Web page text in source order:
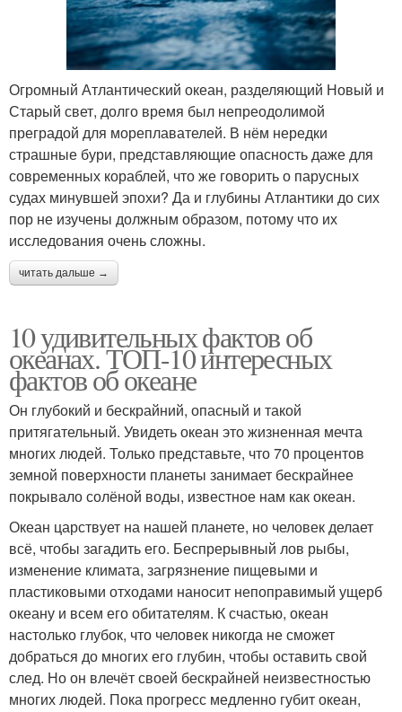
Огромный Атлантический океан, разделяющий Новый и
Старый свет, долго время был непреодолимой
преградой для мореплавателей. В нём нередки
страшные бури, представляющие опасность даже для
современных кораблей, что же говорить о парусных
судах минувшей эпохи? Да и глубины Атлантики до сих
пор не изучены должным образом, потому что их
исследования очень сложны.
читать дальше →
10 удивительных фактов об
океанах. ТОП-10 интересных
фактов об океане
Он глубокий и бескрайний, опасный и такой
притягательный. Увидеть океан это жизненная мечта
многих людей. Только представьте, что 70 процентов
земной поверхности планеты занимает бескрайнее
покрывало солёной воды, известное нам как океан.
Океан царствует на нашей планете, но человек делает
всё, чтобы загадить его. Беспрерывный лов рыбы,
изменение климата, загрязнение пищевыми и
пластиковыми отходами наносит непоправимый ущерб
океану и всем его обитателям. К счастью, океан
настолько глубок, что человек никогда не сможет
добраться до многих его глубин, чтобы оставить свой
след. Но он влечёт своей бескрайней неизвестностью
многих людей. Пока прогресс медленно губит океан,